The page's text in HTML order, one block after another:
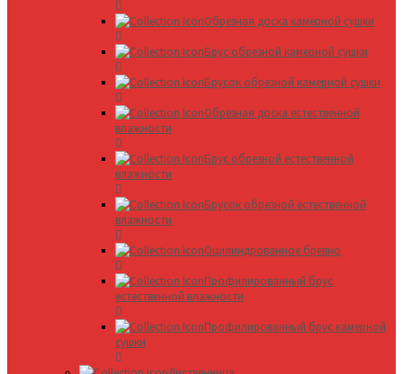
Обрезная доска камерной сушки
Брус обрезной камерной сушки
Брусок обрезной камерной сушки
Обрезная доска естественной
влажности
Брус обрезной естественной
влажности
Брусок обрезной естественной
влажности
Оцилиндрованное бревно
Профилированный брус
естественной влажности
Профилированный брус камерной
сушки